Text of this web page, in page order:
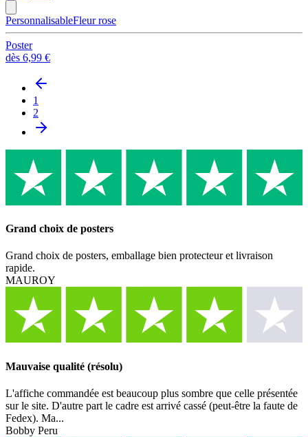
PersonnalisableFleur rose
Poster
dès 6,99 €
1
2
Grand choix de posters
Grand choix de posters, emballage bien protecteur et livraison
rapide.
MAUROY
Mauvaise qualité (résolu)
L'affiche commandée est beaucoup plus sombre que celle présentée
sur le site. D'autre part le cadre est arrivé cassé (peut-être la faute de
Fedex). Ma...
Bobby Peru